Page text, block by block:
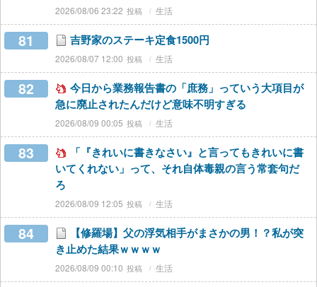
2026/08/06 23:22 生活
81 吉野家のステーキ定食1500円
2026/08/07 12:00 生活
82
今日から業務報告書の「庶務」っていう大項目が
急に廃止されたんだけど意味不明すぎる
2026/08/09 00:05 生活
83
「『きれいに書きなさい』と言ってもきれいに書
いてくれない」って、それ自体毒親の言う常套句だ
ろ
2026/08/09 12:05 生活
84
【修羅場】父の浮気相手がまさかの男！？私が突
き止めた結果ｗｗｗｗ
2026/08/09 00:10 生活